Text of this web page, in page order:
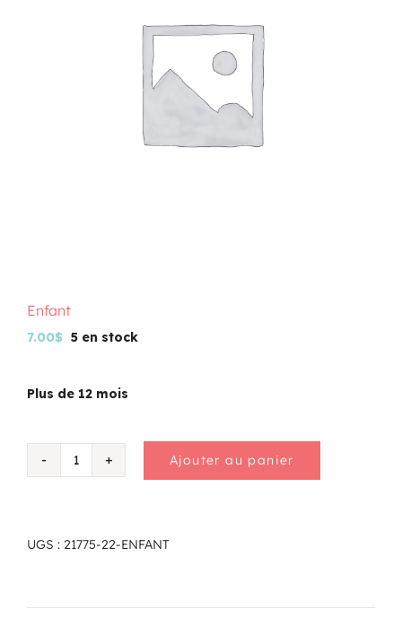
Enfant
7.00$ 5 en stock
Plus de 12 mois
quantité
Ajouter au panier
UGS : 21775-22-ENFANT